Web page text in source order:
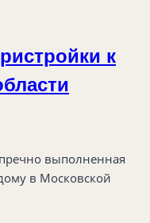
к
выполненная
в Московской